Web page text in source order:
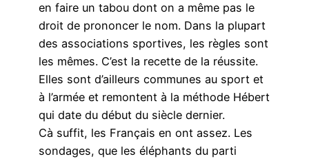
en faire un tabou dont on a même pas le
droit de prononcer le nom. Dans la plupart
des associations sportives, les règles sont
les mêmes. C’est la recette de la réussite.
Elles sont d’ailleurs communes au sport et
à l’armée et remontent à la méthode Hébert
qui date du début du siècle dernier.
Cà suffit, les Français en ont assez. Les
sondages, que les éléphants du parti